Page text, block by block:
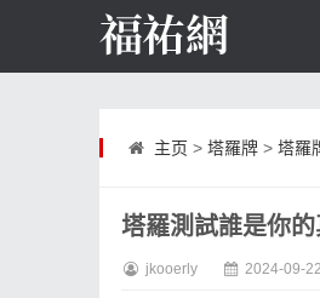
主页 > 塔羅牌> 塔羅
塔羅測試誰是你的
jkooerly 2024-09-